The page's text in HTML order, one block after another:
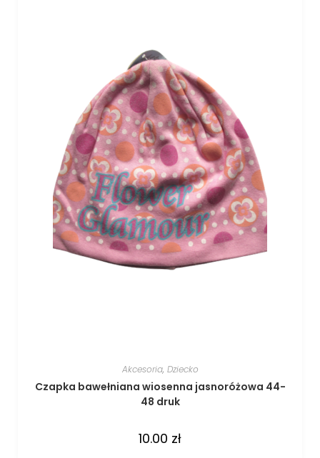
Akcesoria, Dziecko
Czapka bawełniana wiosenna jasnoróżowa 44-
48 druk
10.00 zł